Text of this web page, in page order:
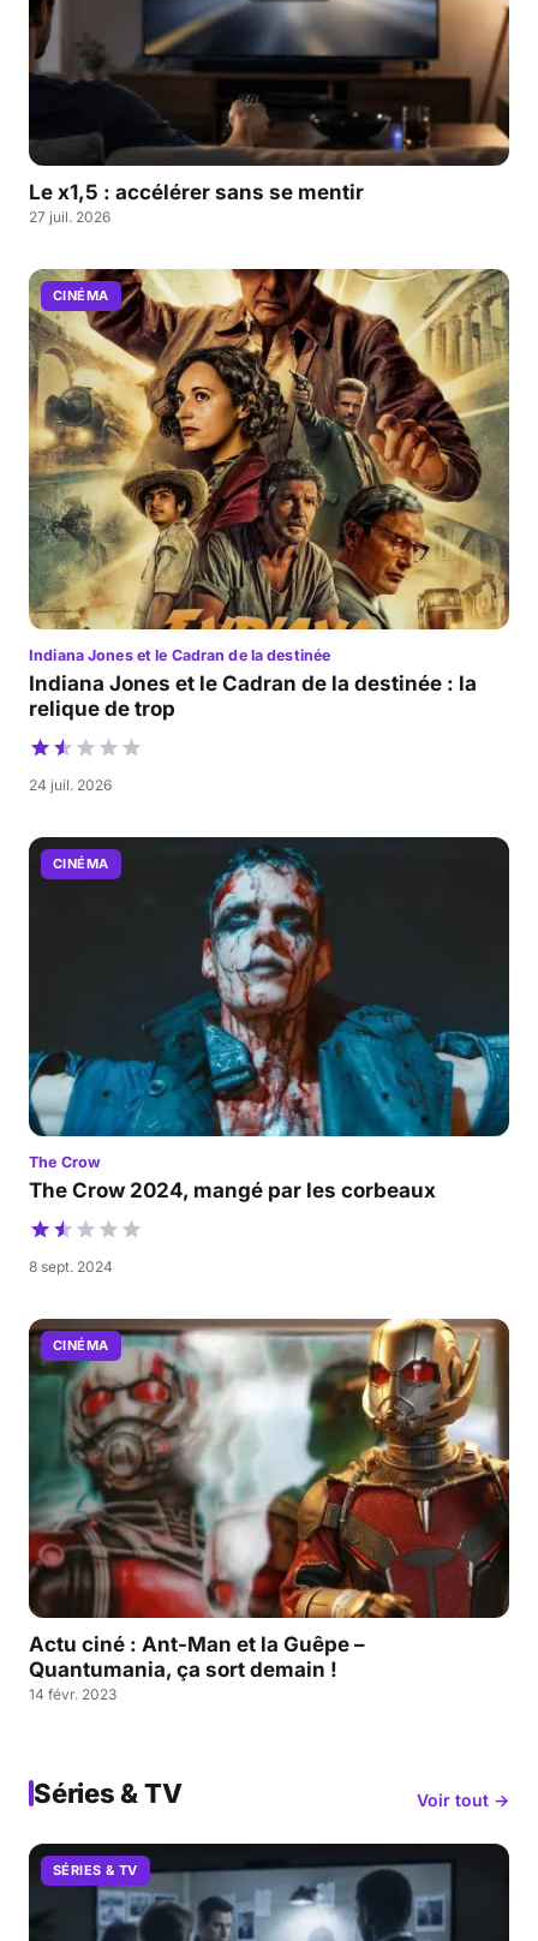
Le x1,5 : accélérer sans se mentir
27 juil. 2026
CINÉMA
Indiana Jones et le Cadran de la destinée
Indiana Jones et le Cadran de la destinée : la
relique de trop
24 juil. 2026
CINÉMA
The Crow
The Crow 2024, mangé par les corbeaux
8 sept. 2024
CINÉMA
Actu ciné : Ant-Man et la Guêpe –
Quantumania, ça sort demain !
14 févr. 2023
Séries & TV Voir tout →
SÉRIES & TV